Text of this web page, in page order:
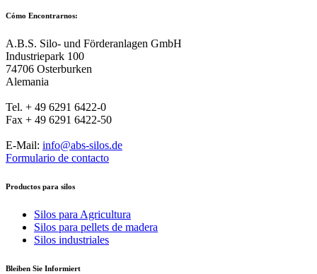
Cómo Encontrarnos:
A.B.S. Silo- und Förderanlagen GmbH
Industriepark 100
74706 Osterburken
Alemania
Tel. + 49 6291 6422-0
Fax + 49 6291 6422-50
E-Mail: info@abs-silos.de
Formulario de contacto
Productos para silos
Silos para Agricultura
Silos para pellets de madera
Silos industriales
Bleiben Sie Informiert